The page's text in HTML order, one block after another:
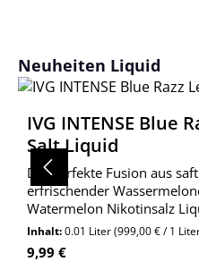
Produktgalerie
Neuheiten Liquid
IVG INTENSE Blue
Salt Liquid
Die perfekte Fusion aus
erfrischender
Watermelon Nikotinsalz
Wolkengarage!
Inhalt:0.01 Liter(999,00 € / 1
Regulärer Preis:
9,99 €